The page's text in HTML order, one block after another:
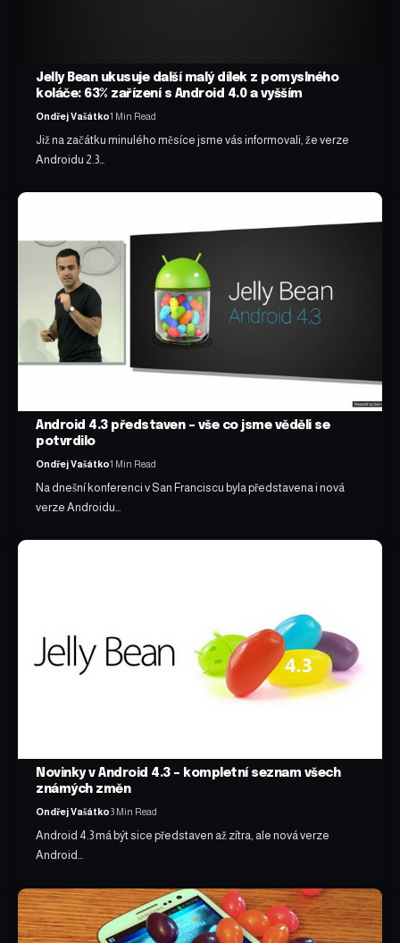
Jelly Bean ukusuje další malý dílek z pomyslného
koláče: 63% zařízení s Android 4.0 a vyšším
Ondřej Vašátko1 Min Read
Již na začátku minulého měsíce jsme vás informovali, že verze
Androidu 2.3…
Android 4.3 představen – vše co jsme věděli se
potvrdilo
Ondřej Vašátko1 Min Read
Na dnešní konferenci v San Franciscu byla představena i nová
verze Androidu…
Novinky v Android 4.3 – kompletní seznam všech
známých změn
Ondřej Vašátko3 Min Read
Android 4.3 má být sice představen až zítra, ale nová verze
Android…